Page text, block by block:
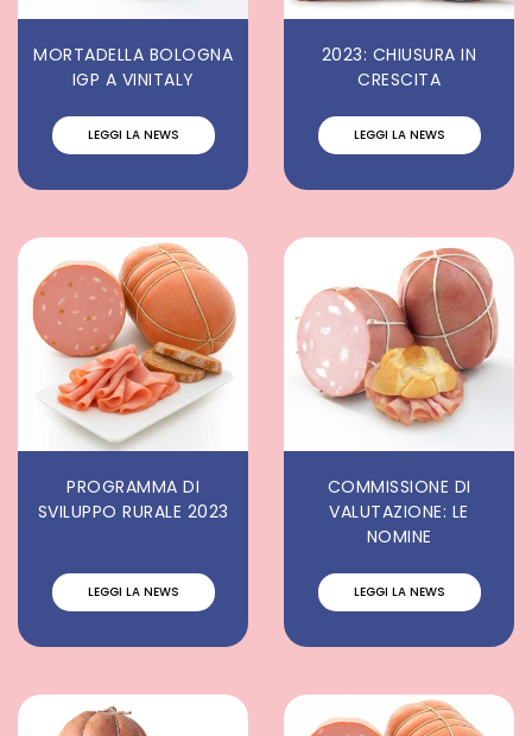
MORTADELLA BOLOGNA
IGP A VINITALY
LEGGI LA NEWS
2023: CHIUSURA IN
CRESCITA
LEGGI LA NEWS
PROGRAMMA DI
SVILUPPO RURALE 2023
LEGGI LA NEWS
COMMISSIONE DI
VALUTAZIONE: LE
NOMINE
LEGGI LA NEWS